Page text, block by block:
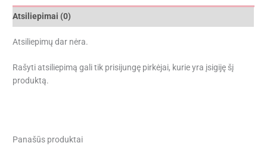
Atsiliepimai (0)
Atsiliepimų dar nėra.
Rašyti atsiliepimą gali tik prisijungę pirkėjai, kurie yra įsigiję šį
produktą.
Panašūs produktai